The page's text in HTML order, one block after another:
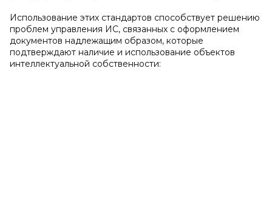
Использование этих стандартов способствует решению
проблем управления ИС, связанных с оформлением
документов надлежащим образом, которые
подтверждают наличие и использование объектов
интеллектуальной собственности: